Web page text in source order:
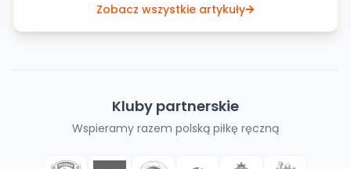
Zobacz wszystkie artykuły
Kluby partnerskie
Wspieramy razem polską piłkę ręczną